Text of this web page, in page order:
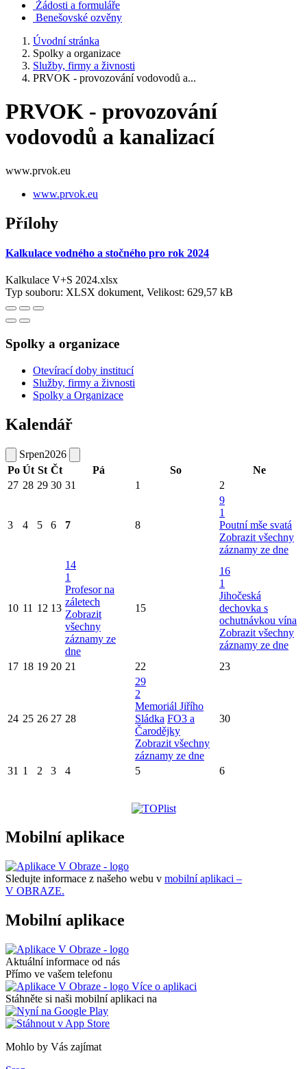
Žádosti a formuláře
Benešovské ozvěny
Úvodní stránka
Spolky a organizace
Služby, firmy a živnosti
PRVOK - provozování vodovodů a...
PRVOK - provozování
vodovodů a kanalizací
www.prvok.eu
www.prvok.eu
Přílohy
Kalkulace vodného a stočného pro rok 2024
Kalkulace V+S 2024.xlsx
Typ souboru: XLSX dokument, Velikost: 629,57 kB
Spolky a organizace
Otevírací doby institucí
Služby, firmy a živnosti
Spolky a Organizace
Kalendář
Srpen2026
Po Út St Čt Pá So
Ne
27 28 29 30 31 1 2
3 4 5 6 7 8
9
1
Poutní mše svatá
Zobrazit všechny
záznamy ze dne
10 11 12 13
14
1
Profesor na
záletech
Zobrazit
všechny
záznamy ze
dne
15
16
1
Jihočeská
dechovka s
ochutnávkou vína
Zobrazit všechny
záznamy ze dne
17 18 19 20 21 22 23
24 25 26 27 28
29
2
Memoriál Jiřího
Sládka FO3 a
Čarodějky
Zobrazit všechny
záznamy ze dne
30
31 1 2 3 4 5 6
Mobilní aplikace
Sledujte informace z našeho webu v mobilní aplikaci –
V OBRAZE.
Mobilní aplikace
Aktuální informace od nás
Přímo ve vašem telefonu
Více o aplikaci
Stáhněte si naši mobilní aplikaci na
Mohlo by Vás zajímat